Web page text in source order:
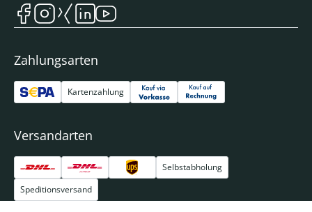
Zahlungsarten
Kartenzahlung
Versandarten
Selbstabholung
Speditionsversand